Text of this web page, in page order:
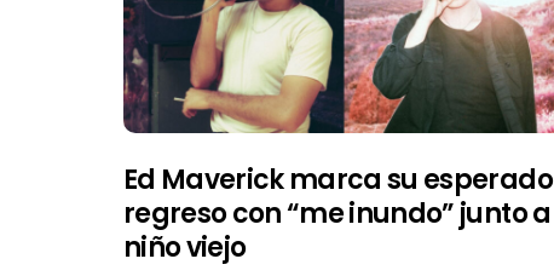
Ed Maverick marca su esperado
regreso con “me inundo” junto a
niño viejo